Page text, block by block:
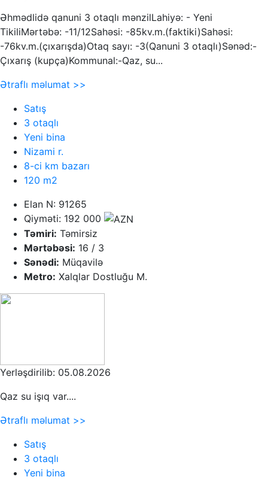
Əhmədlidə qanuni 3 otaqlı mənzilLahiyə: - Yeni
TikiliMərtəbə: -11/12Sahəsi: -85kv.m.(faktiki)Sahəsi:
-76kv.m.(çıxarışda)Otaq sayı: -3(Qanuni 3 otaqlı)Sənəd:-
Çıxarış (kupça)Kommunal:-Qaz, su...
Ətraflı məlumat >>
Satış
3 otaqlı
Yeni bina
Nizami r.
8-ci km bazarı
120 m2
Elan N: 91265
Qiyməti: 192 000
Təmiri: Təmirsiz
Mərtəbəsi: 16 / 3
Sənədi: Müqavilə
Metro: Xalqlar Dostluğu M.
Yerləşdirilib: 05.08.2026
Qaz su işıq var....
Ətraflı məlumat >>
Satış
3 otaqlı
Yeni bina